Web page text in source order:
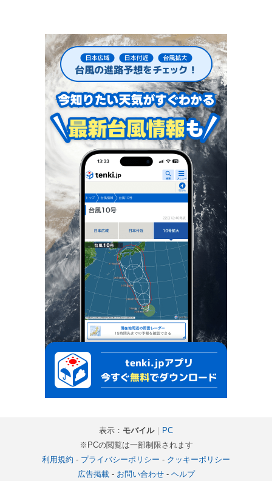
表示： モバイル｜ PC
※PCの閲覧は一部制限されます
利用規約 - プライバシーポリシー - クッキーポリシー
広告掲載- お問い合わせ- ヘルプ